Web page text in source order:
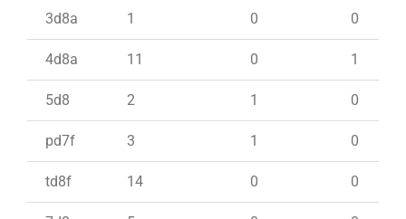
3d8a 1 0 0
4d8a 11 0 1
5d8 2 1 0
pd7f 3 1 0
td8f 14 0 0